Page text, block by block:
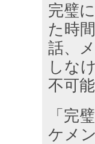
完璧
た時
話、
しな
不可
「完
ケメ